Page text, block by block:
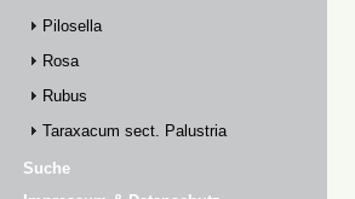
Pilosella
Rosa
Rubus
Taraxacum sect. Palustria
Suche